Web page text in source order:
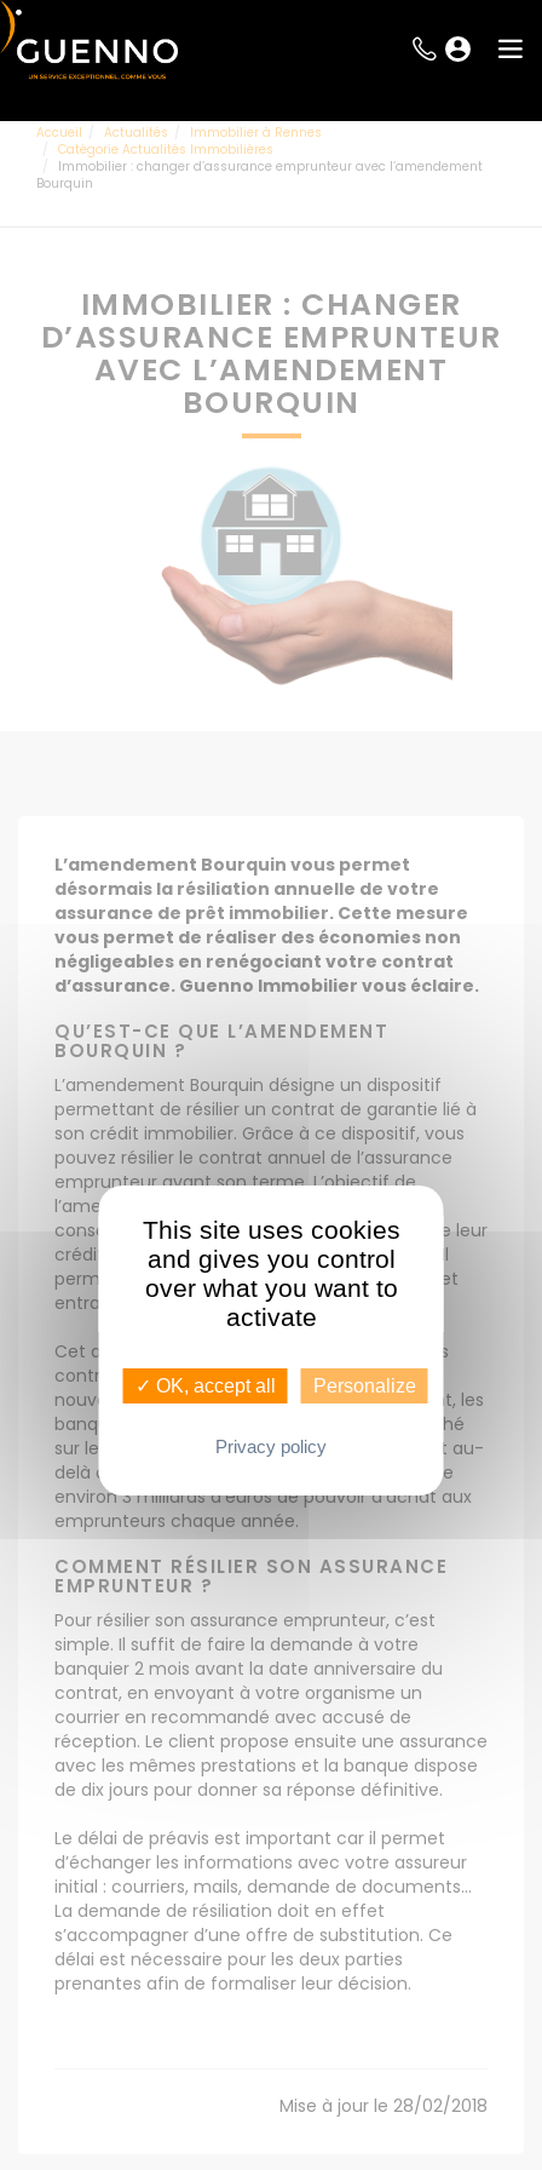
Accueil Actualités
Immobilier à Rennes
Catégorie Actualités Immobilières
Immobilier : changer d’assurance emprunteur avec l’amendement
Bourquin
IMMOBILIER : CHANGER
D’ASSURANCE EMPRUNTEUR
AVEC L’AMENDEMENT
BOURQUIN
L’amendement Bourquin vous permet
désormais la résiliation annuelle de votre
assurance de prêt immobilier. Cette mesure
vous permet de réaliser des économies non
négligeables en renégociant votre contrat
d’assurance. Guenno Immobilier vous éclaire.
QU’EST-CE QUE L’AMENDEMENT
BOURQUIN ?
L’amendement Bourquin désigne un dispositif
permettant de résilier un contrat de garantie lié à
son crédit immobilier. Grâce à ce dispositif, vous
pouvez résilier le contrat annuel de l’assurance
emprunteur avant son terme. L’objectif de
l’amendement est de permettre aux
consommateurs de mieux négocier le coût de leur
crédit et de celui de l’assurance emprunteur. Il
permet ainsi plus de liberté aux emprunteurs et
entraîne des économies financières.
Cet amendement est lié à la durée initiale des
contrats, jugée trop longue. C’est une bonne
nouvelle pour les emprunteurs car initialement, les
banques possédaient 90 % des parts de marché
sur le secteur en pratiquant des marges allant au-
delà des 50 %. Ainsi, cet amendement redonne
environ 3 milliards d’euros de pouvoir d’achat aux
emprunteurs chaque année.
COMMENT RÉSILIER SON ASSURANCE
EMPRUNTEUR ?
Pour résilier son assurance emprunteur, c’est
simple. Il suffit de faire la demande à votre
banquier 2 mois avant la date anniversaire du
contrat, en envoyant à votre organisme un
courrier en recommandé avec accusé de
réception. Le client propose ensuite une assurance
avec les mêmes prestations et la banque dispose
de dix jours pour donner sa réponse définitive.
Le délai de préavis est important car il permet
d’échanger les informations avec votre assureur
initial : courriers, mails, demande de documents…
La demande de résiliation doit en effet
s’accompagner d’une offre de substitution. Ce
délai est nécessaire pour les deux parties
prenantes afin de formaliser leur décision.
Mise à jour le 28/02/2018
This site uses cookies
and gives you control
over what you want to
activate
✓ OK, accept all Personalize
Privacy policy